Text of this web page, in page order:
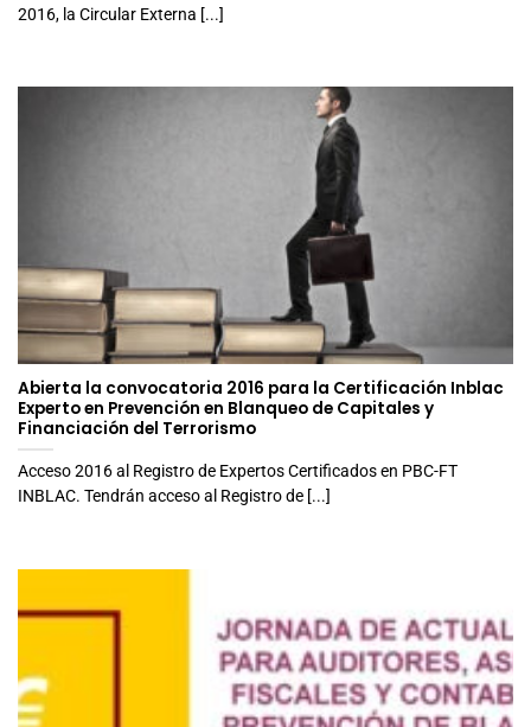
2016, la Circular Externa [...]
Abierta la convocatoria 2016 para la Certificación Inblac
Experto en Prevención en Blanqueo de Capitales y
Financiación del Terrorismo
Acceso 2016 al Registro de Expertos Certificados en PBC-FT
INBLAC. Tendrán acceso al Registro de [...]